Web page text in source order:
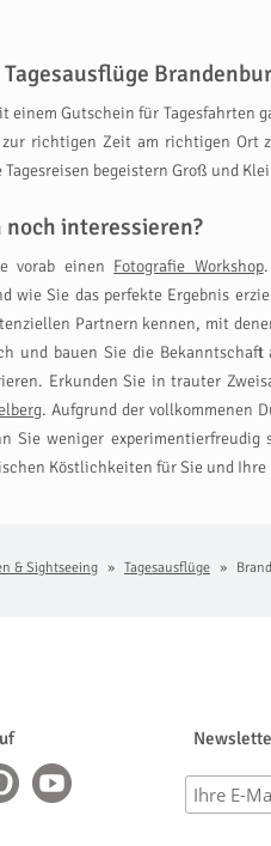
Gutschein für
richtigen Zeit am richtigen
begeistern Groß und
interessieren?
vorab einen Fotografie Workshop
wie Sie das perfekte Ergebnis
Partnern kennen, mit
und bauen Sie die
Erkunden Sie in trauter
. Aufgrund der vollkommenen
Sie weniger experimentierfreudig
Köstlichkeiten für Sie und Ihre
& Sightseeing Tagesausflüge